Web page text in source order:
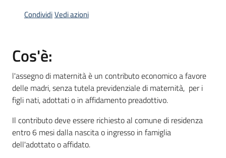
CondividiVedi azioni
Cos'è:
l'assegno di maternità è un contributo economico a favore
delle madri, senza tutela previdenziale di maternità, per i
figli nati, adottati o in affidamento preadottivo.
Il contributo deve essere richiesto al comune di residenza
entro 6 mesi dalla nascita o ingresso in famiglia
dell'adottato o affidato.